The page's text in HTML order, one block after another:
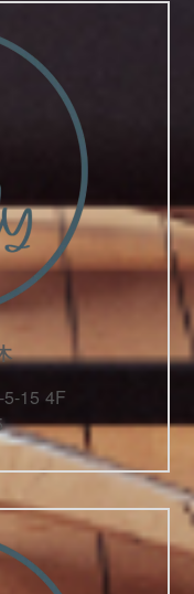
15 4F